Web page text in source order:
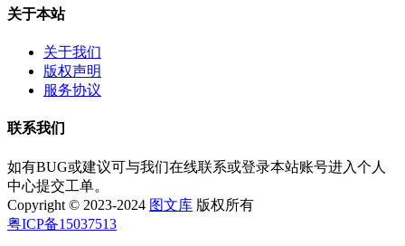
关于本站
关于我们
版权声明
服务协议
联系我们
如有BUG或建议可与我们在线联系或登录本站账号进入个人
中心提交工单。
Copyright © 2023-2024 图文库 版权所有
粤ICP备15037513